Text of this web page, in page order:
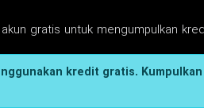
gratis untuk mengumpulkan
kredit gratis.